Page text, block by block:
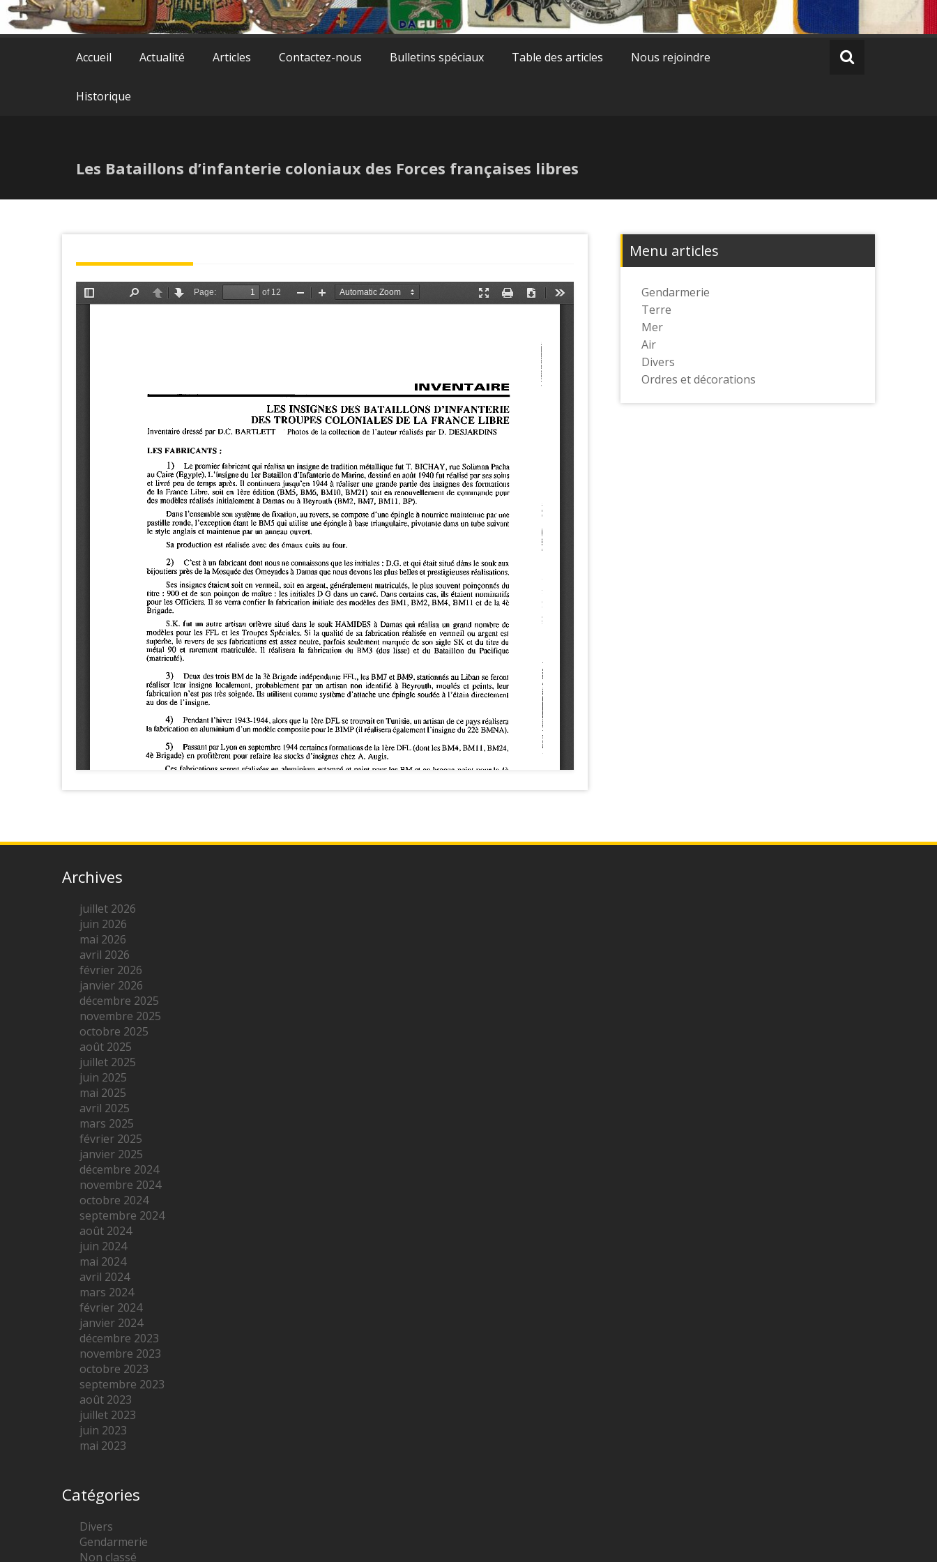
Accueil Actualité Articles Contactez-nous Bulletins spéciaux Table des articles Nous rejoindre
Historique
Les Bataillons d’infanterie coloniaux des Forces françaises libres
Menu articles
Gendarmerie
Terre
Mer
Air
Divers
Ordres et décorations
Archives
juillet 2026
juin 2026
mai 2026
avril 2026
février 2026
janvier 2026
décembre 2025
novembre 2025
octobre 2025
août 2025
juillet 2025
juin 2025
mai 2025
avril 2025
mars 2025
février 2025
janvier 2025
décembre 2024
novembre 2024
octobre 2024
septembre 2024
août 2024
juin 2024
mai 2024
avril 2024
mars 2024
février 2024
janvier 2024
décembre 2023
novembre 2023
octobre 2023
septembre 2023
août 2023
juillet 2023
juin 2023
mai 2023
Catégories
Divers
Gendarmerie
Non classé